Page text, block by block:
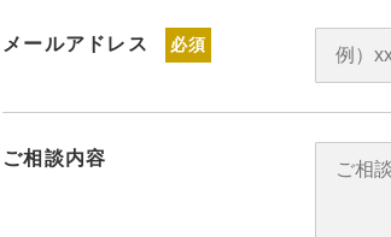
メールアドレス 必須
ご相談内容